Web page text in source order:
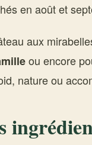
en août et
aux
ou encore
nature ou